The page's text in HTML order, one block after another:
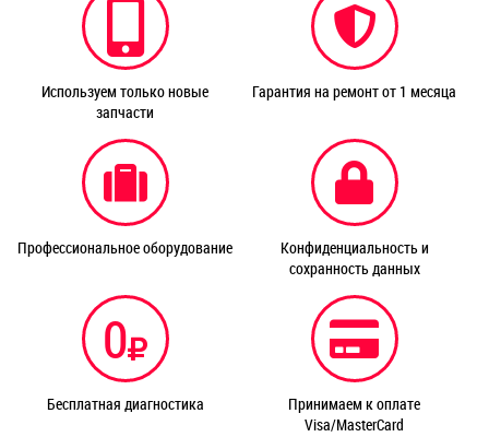
Используем только новые
запчасти
Гарантия на ремонт от 1 месяца
Профессиональное оборудование
Конфиденциальность и
сохранность данных
0
Бесплатная диагностика
Принимаем к оплате
Visa/MasterCard